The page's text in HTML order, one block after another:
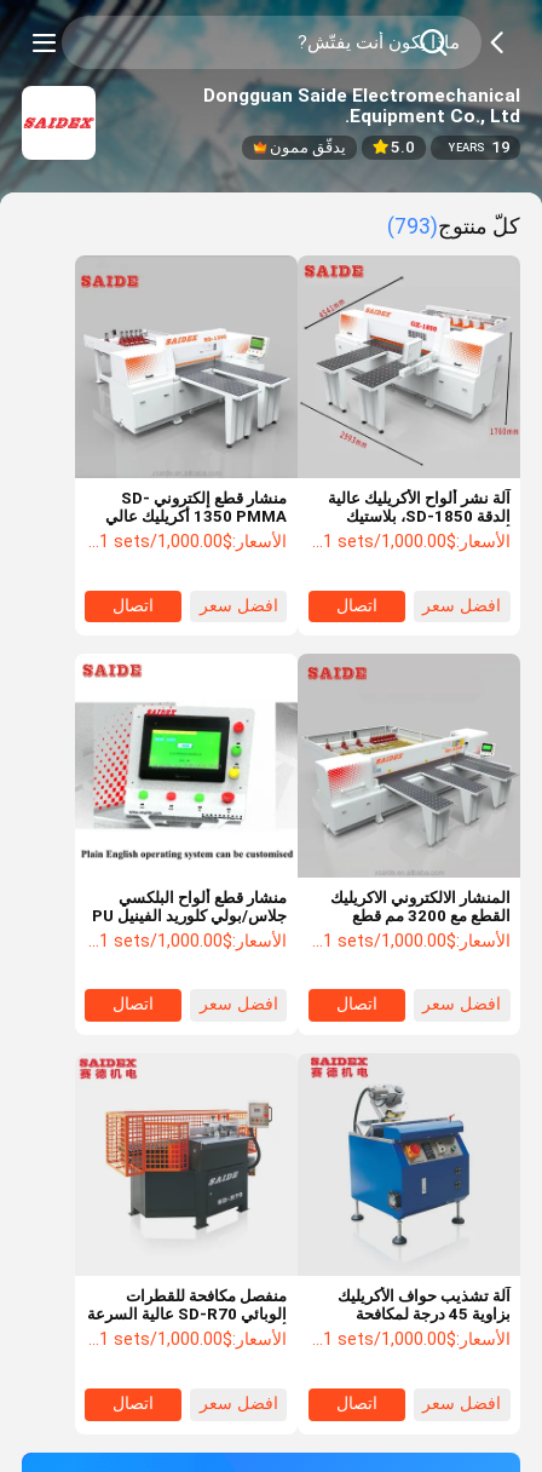
Dongguan Saide Electromechanical
Equipment Co., Ltd.
19
YEARS
5.0 يدقّق ممون
كلّ منتوج(793)
منشار قطع إلكتروني SD-
1350 PMMA أكريليك عالي
الجودة عالي الدقة
الأسعار:$1,000.00/sets >=1 sets
افضل سعر اتصال
آلة نشر ألواح الأكريليك عالية
الدقة SD-1850، بلاستيك
أوتوماتيكي، PM، PS، لوحة
توجيه الضوء، إلكترونيات خاصة
الأسعار:$1,000.00/sets >=1 sets
افضل سعر اتصال
منشار قطع ألواح البلكسي
جلاس/بولي كلوريد الفينيل PU
PE POM PTEL عالي الجودة
لقطع الأكريليك
الأسعار:$1,000.00/sets >=1 sets
افضل سعر اتصال
المنشار الالكتروني الاكريليك
القطع مع 3200 مم قطع
الطول PMMA PS MS قطع
المنشار
الأسعار:$1,000.00/sets >=1 sets
افضل سعر اتصال
منفصل مكافحة للقطرات
الوبائي SD-R70 عالية السرعة
أكريليك PMMA R10 R15
زاوية آلة تشامفر
الأسعار:$1,000.00/sets >=1 sets
افضل سعر اتصال
آلة تشذيب حواف الأكريليك
بزاوية 45 درجة لمكافحة
السقوط الوبائي V-45
الأسعار:$1,000.00/sets >=1 sets
افضل سعر اتصال